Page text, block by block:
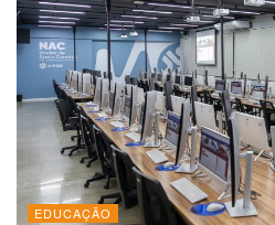
EDUCAÇÃO